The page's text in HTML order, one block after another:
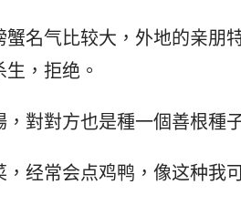
蟹名气比较大，外地的亲朋
，拒绝。
對對方也是種一個善根種
经常会点鸡鸭，像这种我